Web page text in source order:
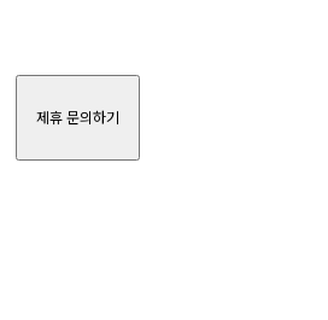
제휴 문의하기